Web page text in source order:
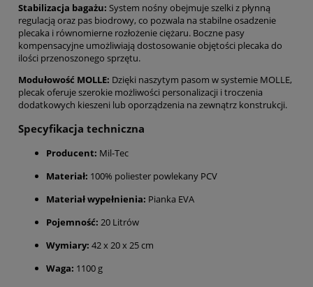
Stabilizacja bagażu: System nośny obejmuje szelki z płynną
regulacją oraz pas biodrowy, co pozwala na stabilne osadzenie
plecaka i równomierne rozłożenie ciężaru. Boczne pasy
kompensacyjne umożliwiają dostosowanie objętości plecaka do
ilości przenoszonego sprzętu.
Modułowość MOLLE: Dzięki naszytym pasom w systemie MOLLE,
plecak oferuje szerokie możliwości personalizacji i troczenia
dodatkowych kieszeni lub oporządzenia na zewnątrz konstrukcji.
Specyfikacja techniczna
Producent: Mil-Tec
Materiał: 100% poliester powlekany PCV
Materiał wypełnienia: Pianka EVA
Pojemność: 20 Litrów
Wymiary: 42 x 20 x 25 cm
Waga: 1100 g